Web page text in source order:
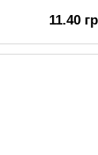
11.40